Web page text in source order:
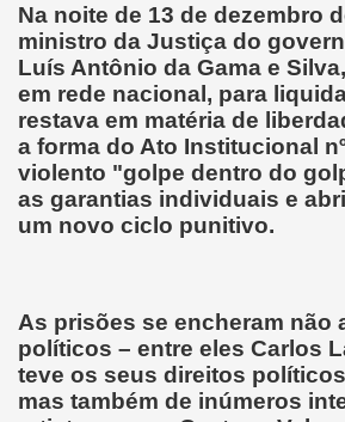
Na noite de 13 de dezembro
ministro da Justiça do
Luís Antônio da Gama e
em rede nacional, para
restava em matéria de
a forma do Ato Institucional
violento "golpe dentro do
as garantias individuais e
um novo ciclo punitivo.
As prisões se encheram não
políticos – entre eles Carlos
teve os seus direitos
mas também de inúmeros